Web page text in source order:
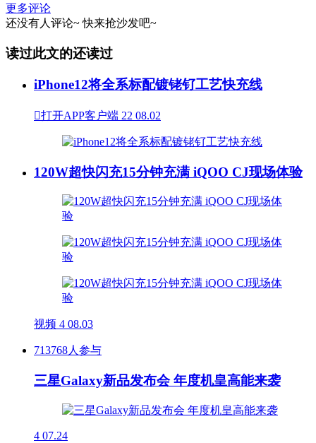
更多评论
还没有人评论~ 快来抢沙发吧~
读过此文的还读过
iPhone12将全系标配镀铑钌工艺快充线
打开APP客户端 22 08.02
120W超快闪充15分钟充满 iQOO CJ现场体验
视频 4 08.03
713768人参与
三星Galaxy新品发布会 年度机皇高能来袭
4 07.24